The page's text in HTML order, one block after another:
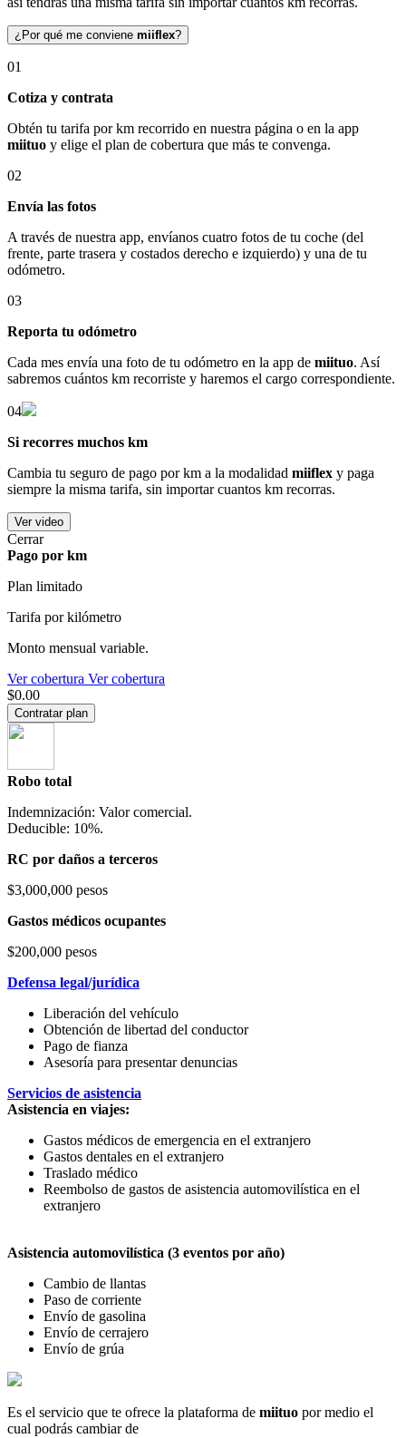
¿Por qué me conviene miiflex?
01
Cotiza y contrata
Obtén tu tarifa por km recorrido en nuestra página o en la app
miituo y elige el plan de cobertura que más te convenga.
02
Envía las fotos
A través de nuestra app, envíanos cuatro fotos de tu coche (del
frente, parte trasera y costados derecho e izquierdo) y una de tu
odómetro.
03
Reporta tu odómetro
Cada mes envía una foto de tu odómetro en la app de miituo. Así
sabremos cuántos km recorriste y haremos el cargo correspondiente.
04
Si recorres muchos km
Cambia tu seguro de pago por km a la modalidad miiflex y paga
siempre la misma tarifa, sin importar cuantos km recorras.
Ver video
Cerrar
Pago por km
Plan limitado
Tarifa por kilómetro
Monto mensual variable.
Ver cobertura Ver cobertura
$0.00
Contratar plan
Robo total
Indemnización: Valor comercial.
Deducible: 10%.
RC por daños a terceros
$3,000,000 pesos
Gastos médicos ocupantes
$200,000 pesos
Defensa legal/jurídica
Liberación del vehículo
Obtención de libertad del conductor
Pago de fianza
Asesoría para presentar denuncias
Servicios de asistencia
Asistencia en viajes:
Gastos médicos de emergencia en el extranjero
Gastos dentales en el extranjero
Traslado médico
Reembolso de gastos de asistencia automovilística en el
extranjero
Asistencia automovilística (3 eventos por año)
Cambio de llantas
Paso de corriente
Envío de gasolina
Envío de cerrajero
Envío de grúa
Es el servicio que te ofrece la plataforma de miituo por medio el
cual podrás cambiar de